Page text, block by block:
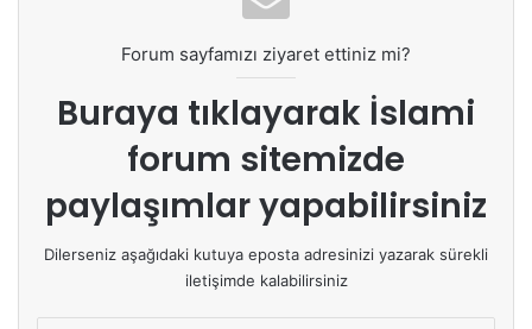
Forum sayfamızı ziyaret ettiniz mi?
Buraya tıklayarak İslami
forum sitemizde
paylaşımlar yapabilirsiniz
Dilerseniz aşağıdaki kutuya eposta adresinizi yazarak sürekli
iletişimde kalabilirsiniz